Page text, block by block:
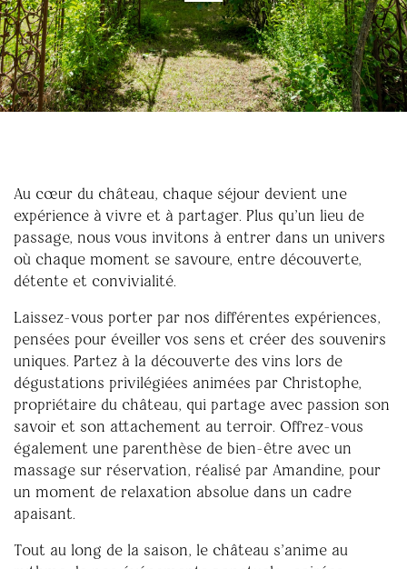
Au cœur du château, chaque séjour devient une
expérience à vivre et à partager. Plus qu’un lieu de
passage, nous vous invitons à entrer dans un univers
où chaque moment se savoure, entre découverte,
détente et convivialité.
Laissez-vous porter par nos différentes expériences,
pensées pour éveiller vos sens et créer des souvenirs
uniques. Partez à la découverte des vins lors de
dégustations privilégiées animées par Christophe,
propriétaire du château, qui partage avec passion son
savoir et son attachement au terroir. Offrez-vous
également une parenthèse de bien-être avec un
massage sur réservation, réalisé par Amandine, pour
un moment de relaxation absolue dans un cadre
apaisant.
Tout au long de la saison, le château s’anime au